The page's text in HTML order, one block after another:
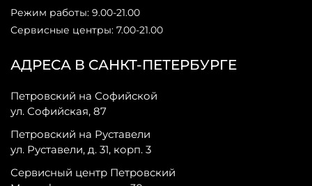
АДРЕСА В САНКТ-ПЕТЕРБУРГЕ
Петровский на Софийской
ул. Софийская, 87
Петровский на Руставели
ул. Руставели, д. 31, корп. 3
Сервисный центр Петровский
Режим работы: 9.00-21.00
Сервисные центры: 7.00-21.00